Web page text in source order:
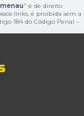
" é de direito
links, é proibida sem a
184 do Código Penal –